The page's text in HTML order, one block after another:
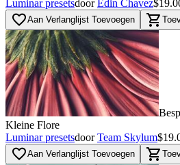
Luminar presetsdoor Edin Chavez
favorite_borderAan Verlanglijst Toevoegen shopping_cart
Kleine Flore
Luminar presetsdoor Team Skylum
favorite_borderAan Verlanglijst Toevoegen shopping_cart